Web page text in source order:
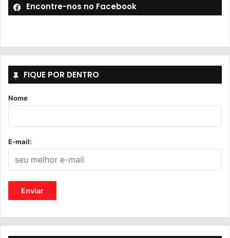
Encontre-nos no Facebook
FIQUE POR DENTRO
Nome
E-mail: